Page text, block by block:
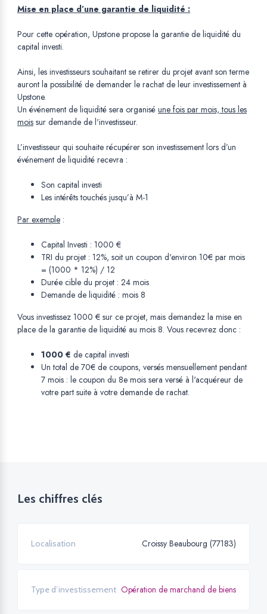
Mise en place d’une garantie de liquidité :
Pour cette opération, Upstone propose la garantie de liquidité du
capital investi.
Ainsi, les investisseurs souhaitant se retirer du projet avant son terme
auront la possibilité de demander le rachat de leur investissement à
Upstone.
Un événement de liquidité sera organisé une fois par mois, tous les
mois sur demande de l'investisseur.
L’investisseur qui souhaite récupérer son investissement lors d’un
événement de liquidité recevra :
Son capital investi
Les intérêts touchés jusqu’à M-1
Par exemple :
Capital Investi : 1000 €
TRI du projet : 12%, soit un coupon d'environ 10€ par mois
= (1000 * 12%) / 12
Durée cible du projet : 24 mois
Demande de liquidité : mois 8
Vous investissez 1000 € sur ce projet, mais demandez la mise en
place de la garantie de liquidité au mois 8. Vous recevrez donc :
1000 € de capital investi
Un total de 70€ de coupons, versés mensuellement pendant
7 mois : le coupon du 8e mois sera versé à l'acquéreur de
votre part suite à votre demande de rachat.
Les chiffres clés
Localisation Croissy Beaubourg (77183)
Type d’investissement Opération de marchand de biens